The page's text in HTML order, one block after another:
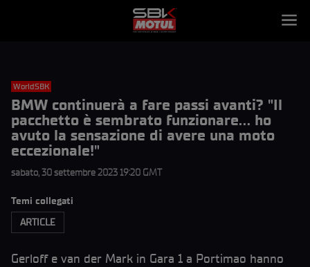
WorldSBK
BMW continuerà a fare passi avanti? "Il
pacchetto è sembrato funzionare… ho
avuto la sensazione di avere una moto
eccezionale!"
sabato, 30 settembre 2023 19:20 GMT
Temi collegati
ARTICLE
Gerloff e van der Mark in Gara 1 a Portimao hanno